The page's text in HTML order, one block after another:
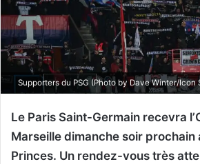
Supporters du PSG (Photo by Dave Winter/Icon
Le Paris Saint-Germain recevra
Marseille dimanche soir prochain
Princes. Un rendez-vous très